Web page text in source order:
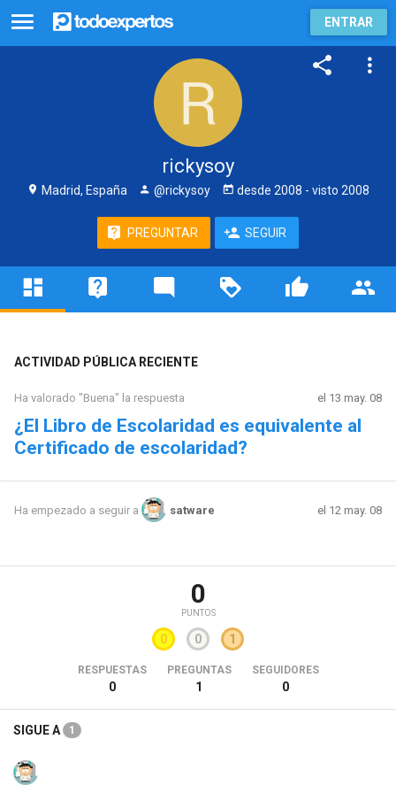
ENTRAR
rickysoy
Madrid, España @rickysoy desde 2008 - visto 2008
PREGUNTAR SEGUIR
ACTIVIDAD PÚBLICA RECIENTE
Ha valorado "Buena" la respuesta el 13 may. 08
¿El Libro de Escolaridad es equivalente al
Certificado de escolaridad?
Ha empezado a seguir a satware el 12 may. 08
0
PUNTOS
0 0 1
RESPUESTAS
0
PREGUNTAS
1
SEGUIDORES
0
SIGUE A 1